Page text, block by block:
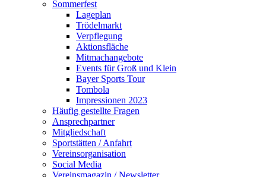
Sommerfest
Lageplan
Trödelmarkt
Verpflegung
Aktionsfläche
Mitmachangebote
Events für Groß und Klein
Bayer Sports Tour
Tombola
Impressionen 2023
Häufig gestellte Fragen
Ansprechpartner
Mitgliedschaft
Sportstätten / Anfahrt
Vereinsorganisation
Social Media
Vereinsmagazin / Newsletter